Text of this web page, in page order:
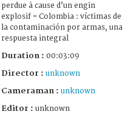
perdue à cause d’un engin
explosif = Colombia : víctimas de
la contaminación por armas, una
respuesta integral
Duration : 00:03:09
Director : unknown
Cameraman : unknown
Editor : unknown